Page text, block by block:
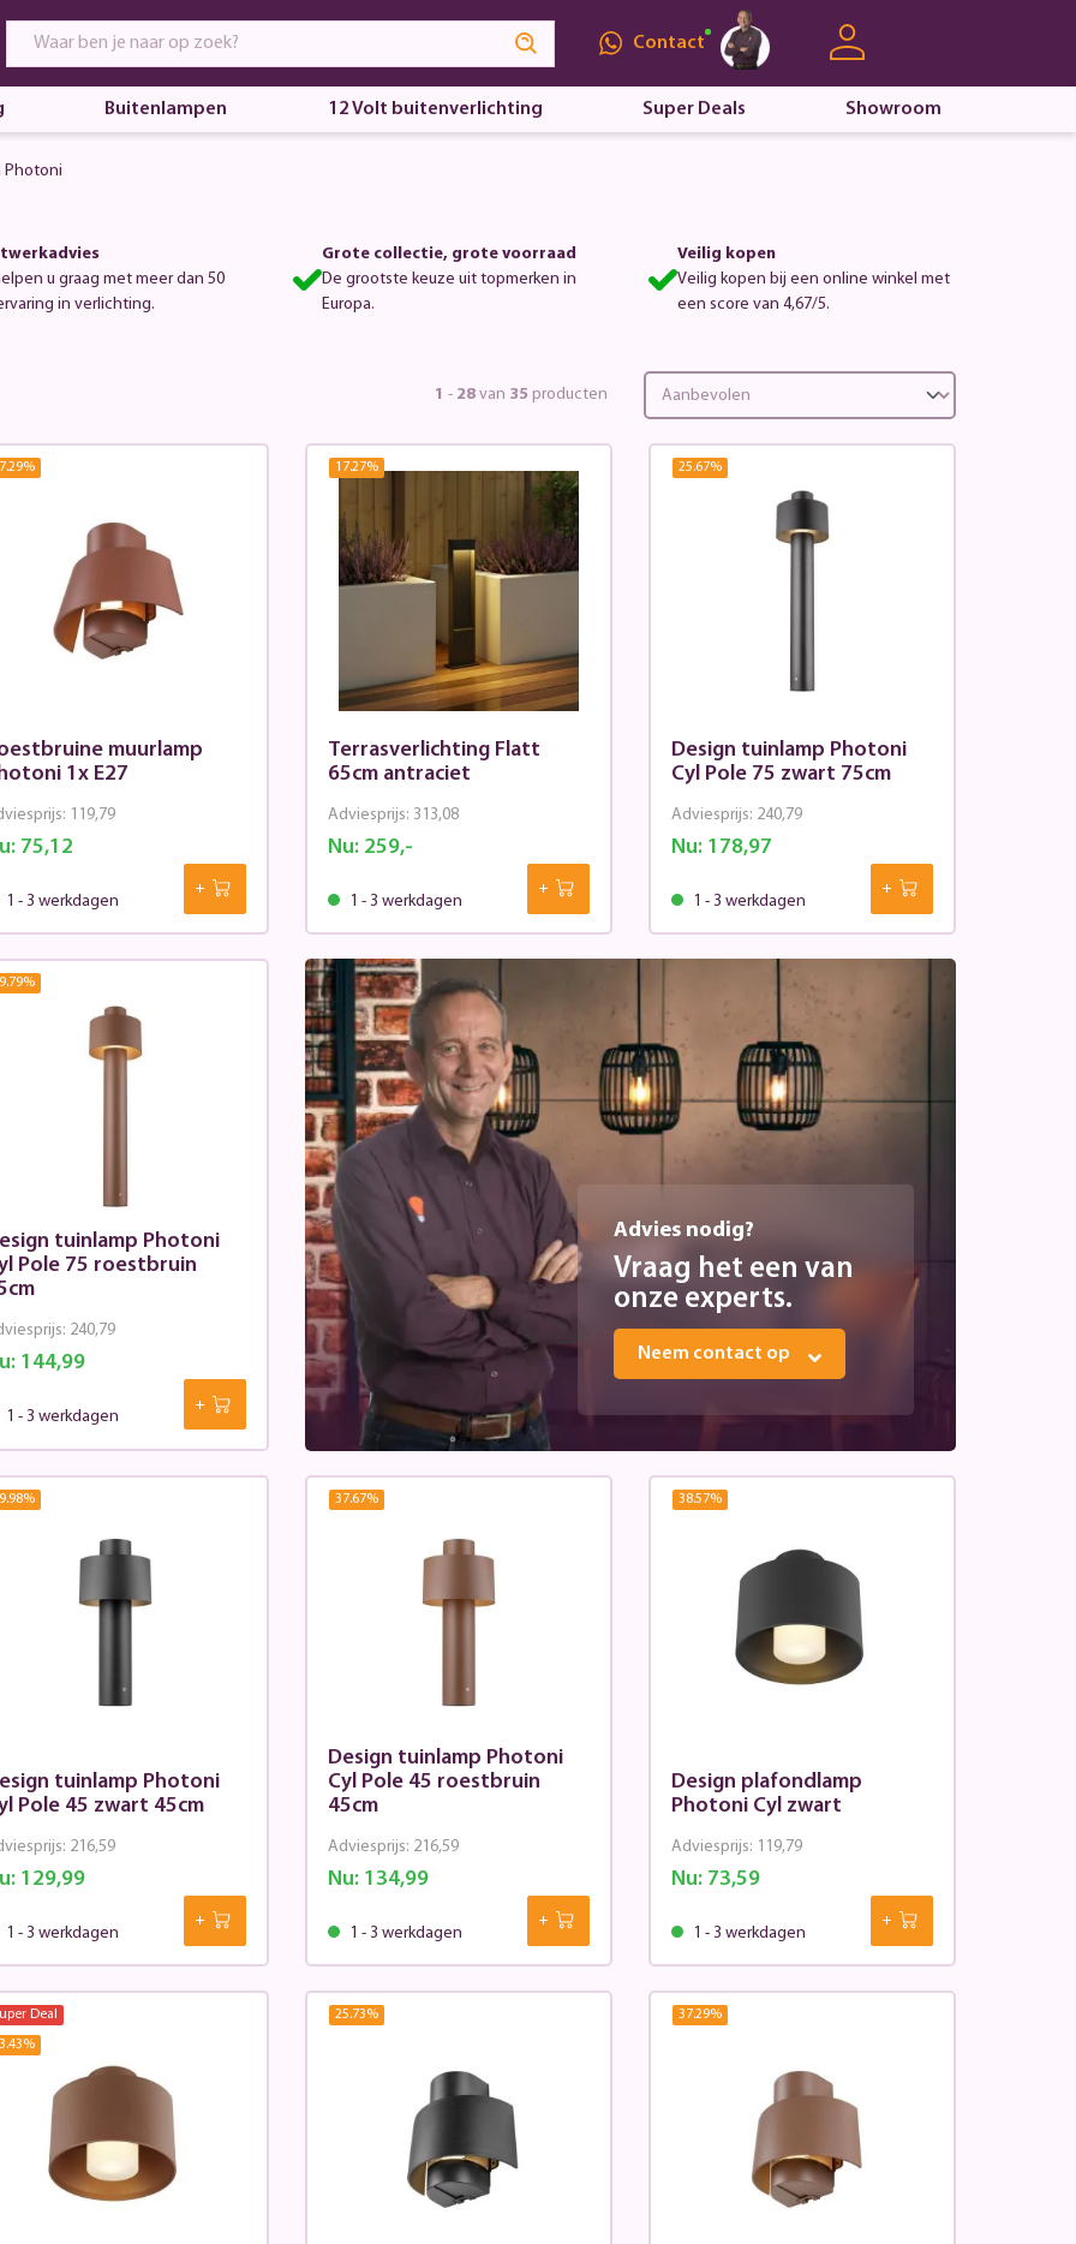
Contact
Buitenlampen 12 Volt buitenverlichting Super Deals Showroom
Photoni
u graag met meer dan 50
in verlichting.
Grote collectie, grote voorraad
De grootste keuze uit topmerken in
Europa.
Veilig kopen
Veilig kopen bij een online winkel met
een score van 4,67/5.
1 - 28 van 35 producten
%
muurlamp
1x E27
75,12
119,79
1 - 3 werkdagen
17.27%
Terrasverlichting Flatt
65cm antraciet
Nu:259,-
Adviesprijs: 313,08
1 - 3 werkdagen
25.67%
Design tuinlamp Photoni
Cyl Pole 75 zwart 75cm
Nu:178,97
Adviesprijs: 240,79
1 - 3 werkdagen
%
tuinlamp Photoni
Pole 75 roestbruin
144,99
240,79
1 - 3 werkdagen
Advies nodig?
Vraag het een van
onze experts.
Neem contact op
%
tuinlamp Photoni
Pole 45 zwart 45cm
129,99
216,59
1 - 3 werkdagen
37.67%
Design tuinlamp Photoni
Cyl Pole 45 roestbruin
45cm
Nu:134,99
Adviesprijs: 216,59
1 - 3 werkdagen
38.57%
Design plafondlamp
Photoni Cyl zwart
Nu:73,59
Adviesprijs: 119,79
1 - 3 werkdagen
Deal
%
25.73% 37.29%